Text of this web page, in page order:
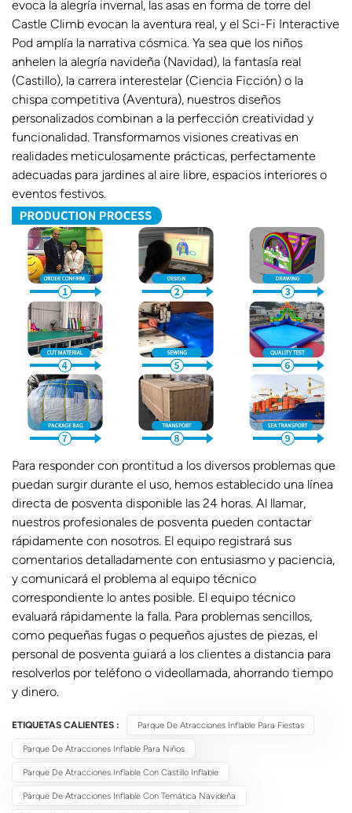
evoca la alegría invernal, las asas en forma de torre del
Castle Climb evocan la aventura real, y el Sci-Fi Interactive
Pod amplía la narrativa cósmica. Ya sea que los niños
anhelen la alegría navideña (Navidad), la fantasía real
(Castillo), la carrera interestelar (Ciencia Ficción) o la
chispa competitiva (Aventura), nuestros diseños
personalizados combinan a la perfección creatividad y
funcionalidad. Transformamos visiones creativas en
realidades meticulosamente prácticas, perfectamente
adecuadas para jardines al aire libre, espacios interiores o
eventos festivos.
Para responder con prontitud a los diversos problemas que
puedan surgir durante el uso, hemos establecido una línea
directa de posventa disponible las 24 horas. Al llamar,
nuestros profesionales de posventa pueden contactar
rápidamente con nosotros. El equipo registrará sus
comentarios detalladamente con entusiasmo y paciencia,
y comunicará el problema al equipo técnico
correspondiente lo antes posible. El equipo técnico
evaluará rápidamente la falla. Para problemas sencillos,
como pequeñas fugas o pequeños ajustes de piezas, el
personal de posventa guiará a los clientes a distancia para
resolverlos por teléfono o videollamada, ahorrando tiempo
y dinero.
ETIQUETAS CALIENTES : Parque De Atracciones Inflable Para Fiestas
Parque De Atracciones Inflable Para Niños
Parque De Atracciones Inflable Con Castillo Inflable
Parque De Atracciones Inflable Con Temática Navideña